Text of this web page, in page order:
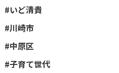
#いど清貴
#川崎市
#中原区
#子育て世代